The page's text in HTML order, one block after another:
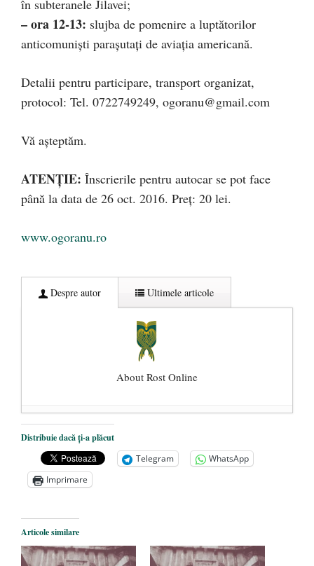
în subteranele Jilavei;
– ora 12-13: slujba de pomenire a luptătorilor
anticomunişti paraşutaţi de aviaţia americană.
Detalii pentru participare, transport organizat,
protocol: Tel. 0722749249, ogoranu@gmail.com
Vă aşteptăm.
ATENŢIE: Înscrierile pentru autocar se pot face
până la data de 26 oct. 2016. Preţ: 20 lei.
www.ogoranu.ro
Despre autor Ultimele articole
About Rost Online
Dezvăluiri cutremurătoare despre
președintele Ucrainei, Volodymyr
Zelensky
- 13 mai 2026
Statul care servește Națiunea
Legea Vexler produce efecte. Bustul
poetului Octavian Goga, înlăturat din Iași
Distribuie dacă ți-a plăcut
Telegram
WhatsApp
Imprimare
Articole similare